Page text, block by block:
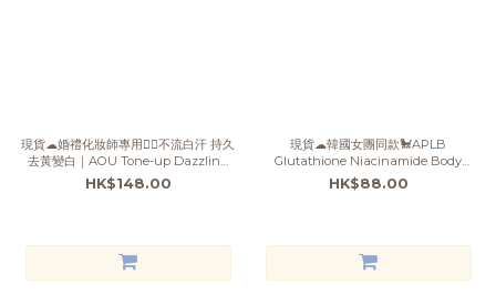
現貨☁婚禮化妝師專用👰‍♀️不流白汗 持久
去黃變白｜AOU Tone-up Dazzling
Cream 身體素顏霜
HK$148.00
現貨☁韓國女團同款🐩APLB
Glutathione Niacinamide Body
Lotion 穀胱甘肽煙酰胺美白身體乳
HK$88.00